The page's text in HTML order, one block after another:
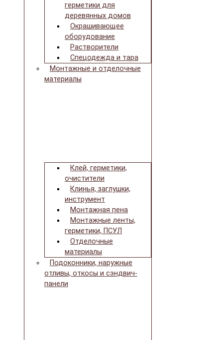
герметики для
деревянных домов
Окрашивающее
оборудование
Растворители
Спецодежда и тара
Монтажные и отделочные
материалы
Клей, герметики,
очистители
Клинья, заглушки,
инструмент
Монтажная пена
Монтажные ленты,
герметики, ПСУЛ
Отделочные
материалы
Подоконники, наружные
отливы, откосы и сэндвич-
панели